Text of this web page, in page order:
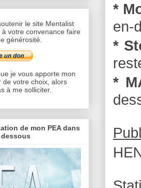
*
en-
*
*
le site Mentalist
votre convenance faire
générosité.
je vous apporte mon
de votre choix, alors
à me solliciter.
de mon PEA dans